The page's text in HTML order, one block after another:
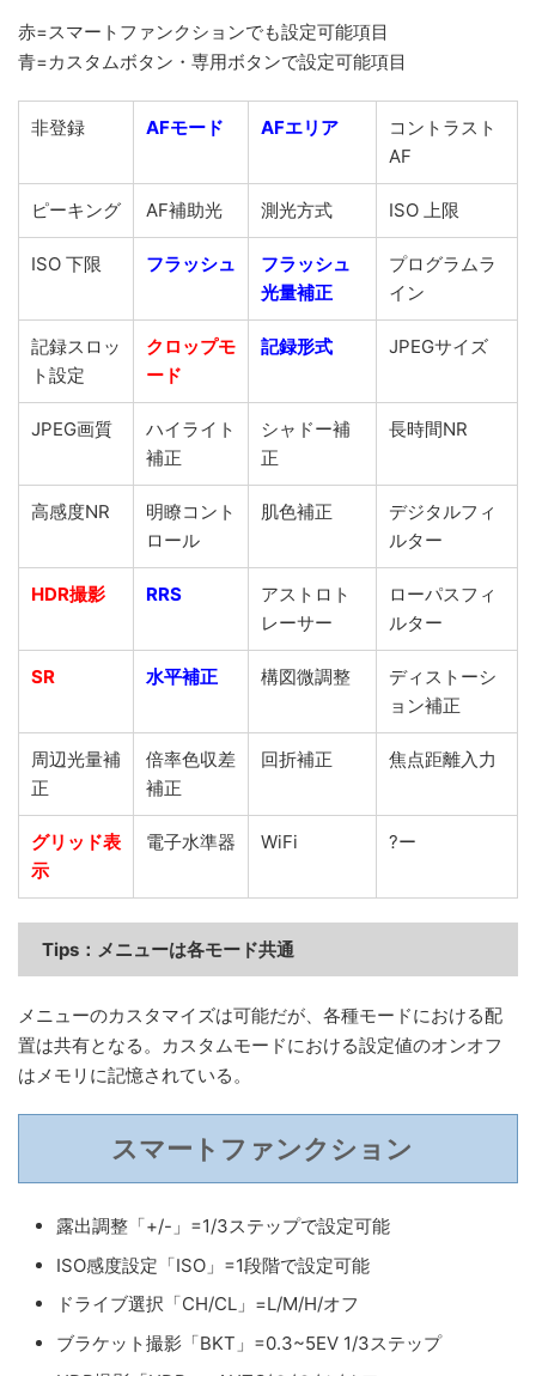
赤=スマートファンクションでも設定可能項目
青=カスタムボタン・専用ボタンで設定可能項目
非登録 AFモード AFエリア
コントラスト
AF
ピーキング AF補助光 測光方式 ISO 上限
ISO 下限 フラッシュ
フラッシュ
光量補正
プログラムラ
イン
記録スロッ
ト設定
クロップモ
ード
記録形式 JPEGサイズ
JPEG画質
ハイライト
補正
シャドー補
正
長時間NR
高感度NR
明瞭コント
ロール
肌色補正
デジタルフィ
ルター
HDR撮影 RRS
アストロト
レーサー
ローパスフィ
ルター
SR 水平補正 構図微調整
ディストーシ
ョン補正
周辺光量補
正
倍率色収差
補正
回折補正 焦点距離入力
グリッド表
示
電子水準器 WiFi ?ー
Tips： メニューは各モード共通
メニューのカスタマイズは可能だが、各種モードにおける配
置は共有となる。カスタムモードにおける設定値のオンオフ
はメモリに記憶されている。
スマートファンクション
露出調整「+/-」=1/3ステップで設定可能
ISO感度設定「ISO」=1段階で設定可能
ドライブ選択「CH/CL」=L/M/H/オフ
ブラケット撮影「BKT」=0.3~5EV 1/3ステップ